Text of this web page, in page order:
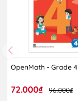
OpenMath - Grade 4
72.000₫ 96.000₫